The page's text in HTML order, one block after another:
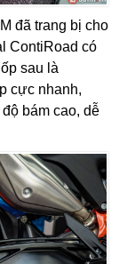
đã trang bị cho
ContiRoad có
sau là
cực nhanh,
bám cao, dễ